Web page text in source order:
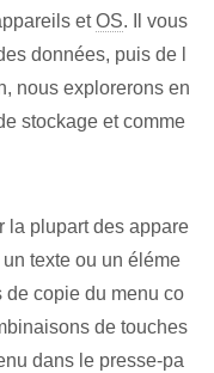
etOS. Il vous
données, puis de l
nous explorerons en
stockage et comme
la plupart des appare
texte ou un éléme
de copie du menu co
de touches
dans le presse-pa